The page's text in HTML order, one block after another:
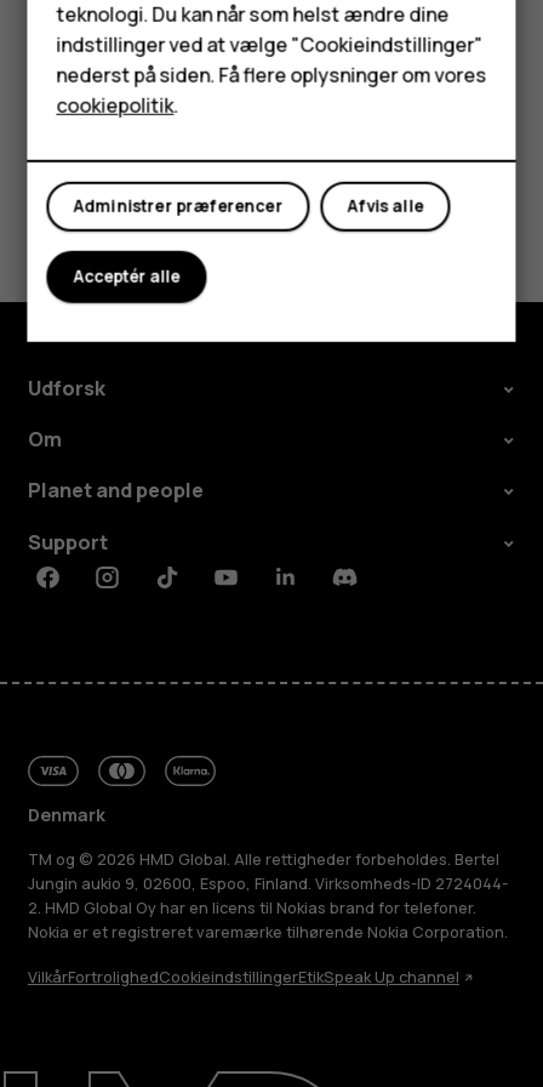
HMD Terra M
Tablets
Min konto
Om
trykke påmode_edit, trykke på og holde et ikon og derefter
trække det til en anden placering.
Synes du, dette var nyttigt?
Ja Nej
Udforsk
Om
Planet and people
Support
FacebookInstagramTiktokYoutubeLinkedinDiscord
Denmark
TM og © 2026 HMD Global. Alle rettigheder forbeholdes. Bertel
Jungin aukio 9, 02600, Espoo, Finland. Virksomheds-ID 2724044-
2. HMD Global Oy har en licens til Nokias brand for telefoner.
Nokia er et registreret varemærke tilhørende Nokia Corporation.
VilkårFortrolighedCookieindstillingerEtikSpeak Up channel
teknologi. Du kan når som helst ændre dine
indstillinger ved at vælge "Cookieindstillinger"
nederst på siden. Få flere oplysninger om vores
cookiepolitik.
Afvis alle
Administrer præferencer
Acceptér alle